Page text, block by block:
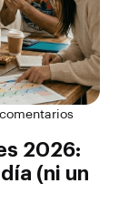
2026:
(ni un